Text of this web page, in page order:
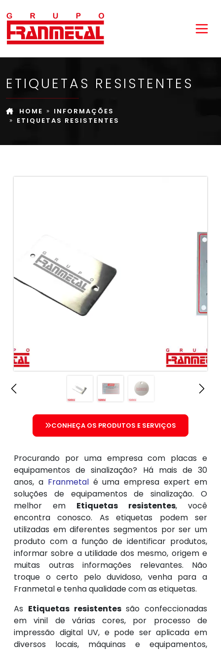
ETIQUETAS RESISTENTES
HOME
INFORMAÇÕES
ETIQUETAS RESISTENTES
Procurando por uma empresa com placas e
equipamentos de sinalização? Há mais de 30
anos, a Franmetalé uma empresa expert em
soluções de equipamentos de sinalização. O
melhor em Etiquetas resistentes, você
encontra conosco. As etiquetas podem ser
utilizadas em diferentes segmentos por ser um
produto com a função de identificar produtos,
informar sobre a utilidade dos mesmo, origem e
muitas outras informações relevantes. Não
troque o certo pelo duvidoso, venha para a
Franmetal e tenha qualidade com as etiquetas.
As Etiquetas resistentessão confeccionadas
em vinil de várias cores, por processo de
impressão digital UV, e pode ser aplicada em
diversos locais, máquinas e equipamentos,
CONHEÇA OS PRODUTOS E SERVIÇOS